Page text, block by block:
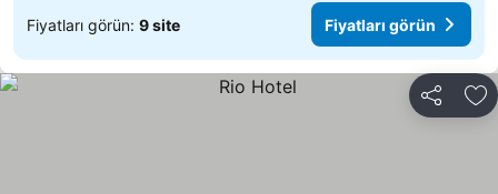
Fiyatları görün: 9 site Fiyatları görün
Paylaş